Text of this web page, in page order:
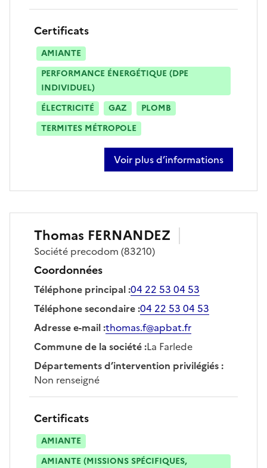
Certificats
AMIANTE
PERFORMANCE ÉNERGÉTIQUE (DPE
INDIVIDUEL)
ÉLECTRICITÉ
GAZ
PLOMB
TERMITES MÉTROPOLE
Voir plus d’informations
sur lionel bouquet
Thomas FERNANDEZ
Société precodom (83210)
Coordonnées
Téléphone principal:04 22 53 04 53
Téléphone secondaire:04 22 53 04 53
Adresse e-mail:thomas.f@apbat.fr
Commune de la société:La Farlede
Départements d’intervention privilégiés:
Non renseigné
Certificats
AMIANTE
AMIANTE (MISSIONS SPÉCIFIQUES,